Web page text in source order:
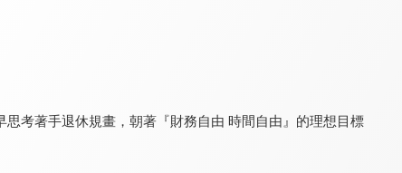
考著手退休規畫，朝著『財務自由 時間自由』的理想目標